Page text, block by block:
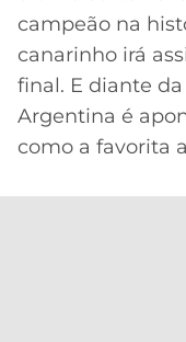
CÓDIGO
BETANO
APPS
APOSTAS
SANTOS
DO
BRASIL
PREMIER
LEAGUE
SUL-
PALPITES
campeão na
canarinho irá
final. E diante
Argentina é
como a favorita